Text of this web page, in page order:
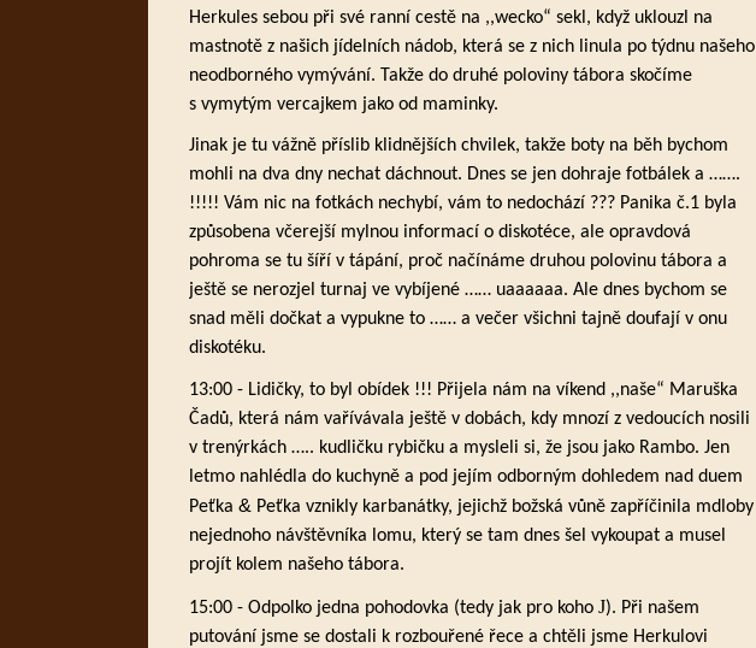
Herkules sebou při své ranní cestě na ,,wecko“ sekl, když uklouzl na
mastnotě z našich jídelních nádob, která se z nich linula po týdnu našeho
neodborného vymývání. Takže do druhé poloviny tábora skočíme
s vymytým vercajkem jako od maminky.
Jinak je tu vážně příslib klidnějších chvilek, takže boty na běh bychom
mohli na dva dny nechat dáchnout. Dnes se jen dohraje fotbálek a …….
!!!!! Vám nic na fotkách nechybí, vám to nedochází ??? Panika č.1 byla
způsobena včerejší mylnou informací o diskotéce, ale opravdová
pohroma se tu šíří v tápání, proč načínáme druhou polovinu tábora a
ještě se nerozjel turnaj ve vybíjené …… uaaaaaa. Ale dnes bychom se
snad měli dočkat a vypukne to …… a večer všichni tajně doufají v onu
diskotéku.
13:00 - Lidičky, to byl obídek !!! Přijela nám na víkend ,,naše“ Maruška
Čadů, která nám vařívávala ještě v dobách, kdy mnozí z vedoucích nosili
v trenýrkách ….. kudličku rybičku a mysleli si, že jsou jako Rambo. Jen
letmo nahlédla do kuchyně a pod jejím odborným dohledem nad duem
Peťka & Peťka vznikly karbanátky, jejichž božská vůně zapříčinila mdloby
nejednoho návštěvníka lomu, který se tam dnes šel vykoupat a musel
projít kolem našeho tábora.
15:00 - Odpolko jedna pohodovka (tedy jak pro koho J). Při našem
putování jsme se dostali k rozbouřené řece a chtěli jsme Herkulovi